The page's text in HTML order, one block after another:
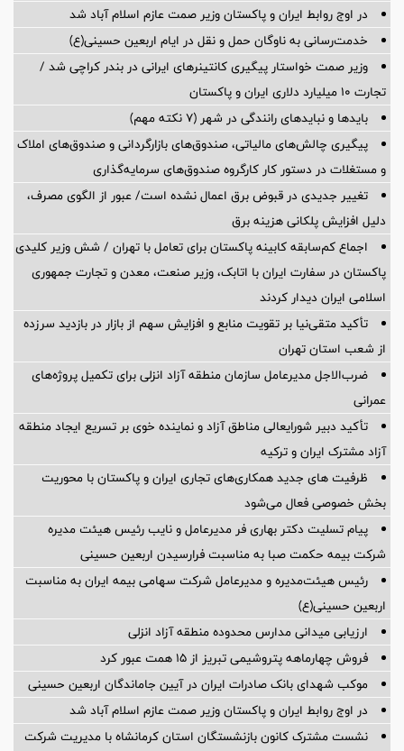
در اوج روابط ایران و پاکستان وزیر صمت عازم اسلام آباد شد
خدمت‌رسانی به ناوگان حمل و نقل در ایام اربعین حسینی(ع)
وزیر صمت خواستار پیگیری کانتینرهای ایرانی در بندر کراچی شد /
تجارت ۱۰ میلیارد دلاری ایران و پاکستان
بایدها و نبایدهای رانندگی در شهر (۷ نکته مهم)
پیگیری چالش‌های مالیاتی، صندوق‌های بازارگردانی و صندوق‌های املاک
و مستغلات در دستور کار کارگروه صندوق‌های سرمایه‌گذاری
تغییر جدیدی در قبوض برق اعمال نشده است/ عبور از الگوی مصرف،
دلیل افزایش پلکانی هزینه برق
اجماع کم‌سابقه کابینه پاکستان برای تعامل با تهران / شش وزیر کلیدی
پاکستان در سفارت ایران با اتابک، وزیر صنعت، معدن و تجارت جمهوری
اسلامی ایران دیدار کردند
تأکید متقی‌نیا بر تقویت منابع و افزایش سهم از بازار در بازدید سرزده
از شعب استان تهران
ضرب‌الاجل مدیرعامل سازمان منطقه آزاد انزلی برای تكمیل پروژه‌های
عمرانی
تأکید دبیر شورایعالی مناطق آزاد و نماینده خوی بر تسریع ایجاد منطقه
آزاد مشترک ایران و ترکیه
ظرفیت های جدید همکاری‌های تجاری ایران و پاکستان با محوریت
بخش خصوصی فعال می‌شود
پیام تسلیت دکتر بهاری فر مدیرعامل و نایب رئیس هیئت مدیره
شرکت بیمه حکمت صبا به مناسبت فرارسیدن اربعین حسینی
رئیس هیئت‌مدیره و مدیرعامل شرکت سهامی بیمه ایران به مناسبت
اربعین حسینی(ع)
ارزیابی میدانی مدارس محدوده منطقه آزاد انزلی
فروش چهارماهه پتروشیمی تبریز از ۱۵ همت عبور کرد
موکب شهدای بانک صادرات ایران در آیین جاماندگان اربعین حسینی
در اوج روابط ایران و پاکستان وزیر صمت عازم اسلام آباد شد
نشست مشترک کانون بازنشستگان استان کرمانشاه با مدیریت شرکت